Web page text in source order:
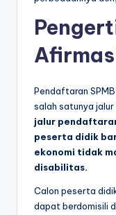
Pendaftaran
salah satunya jalur
jalur
peserta didik
ekonomi tidak
disabilitas.
Calon peserta
dapat berdomisili